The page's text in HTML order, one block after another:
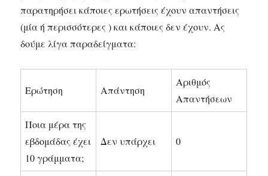
παρατηρήσει κάποιες ερωτήσεις έχουν απαντήσεις
(μία ή περισσότερες ) και κάποιες δεν έχουν. Ας
δούμε λίγα παραδείγματα:
Ερώτηση Απάντηση
Αριθμός
Απαντήσεων
Ποια μέρα της
εβδομάδας έχει
10 γράμματα;
Δεν υπάρχει 0